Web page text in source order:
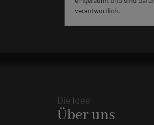
verantwortlich.
Die Idee
Über uns